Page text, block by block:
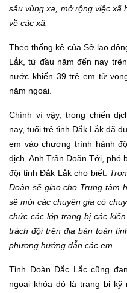
sâu vùng xa, mở rộng việc xã
về các xã.
Theo thống kê của Sở lao
Lắk, từ đầu năm đến nay
nước khiến 39 trẻ em tử
năm ngoái.
Chính vì vậy, trong chiến
nay, tuổi trẻ tỉnh Đắk Lắk đã
em vào chương trình hành
dịch. Anh Trần Doãn Tới, phó
đội tỉnh Đắk Lắk cho biết:
Đoàn sẽ giao cho Trung tâm
sẽ mời các chuyên gia có
chức các lớp trang bị các
trách đội trên địa bàn toàn
phương hướng dẫn các em.
Tỉnh Đoàn Đắc Lắc cũng
ngoại khóa đó là trang bị